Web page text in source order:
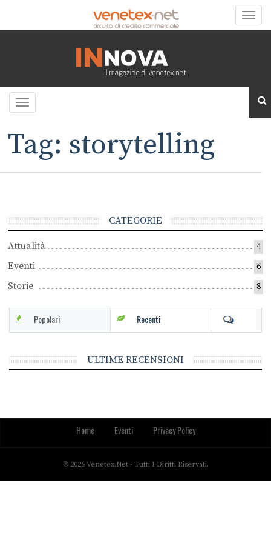
Toggle
Toggle
Tag: storytelling
CATEGORIE
Attualità 4
Eventi 6
Storie 8
Popolari Recenti
ULTIME RECENSIONI
Home Eventi Privacy Policy
© 2026 Venetex.net - Tutti I Diritti Riservati.